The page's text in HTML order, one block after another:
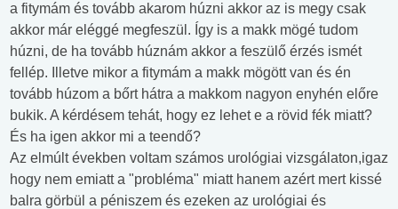
a fitymám és tovább akarom húzni akkor az is megy csak
akkor már eléggé megfeszül. Így is a makk mögé tudom
húzni, de ha tovább húznám akkor a feszülő érzés ismét
fellép. Illetve mikor a fitymám a makk mögött van és én
tovább húzom a bőrt hátra a makkom nagyon enyhén előre
bukik. A kérdésem tehát, hogy ez lehet e a rövid fék miatt?
És ha igen akkor mi a teendő?
Az elmúlt években voltam számos urológiai vizsgálaton,igaz
hogy nem emiatt a "probléma" miatt hanem azért mert kissé
balra görbül a péniszem és ezeken az urológiai és